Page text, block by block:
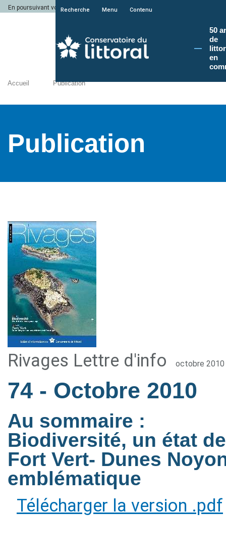
En poursuivant votre navigation sur le site du Conservatoire du littoral, vous
Recherche Menu Contenu
50
de
en
Accueil Publication
Publication
Rivages Lettre d'info octobre 2010
74 - Octobre 2010
Au sommaire :
Biodiversité, un état
Fort Vert- Dunes
emblématique
Télécharger la version .pdf